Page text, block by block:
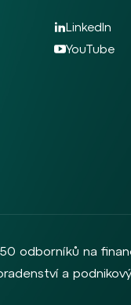
LinkedIn
YouTube
odborníků na
a